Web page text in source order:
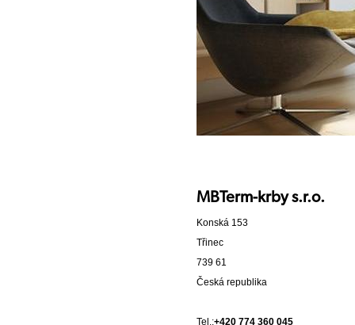
MBTerm-krby s.r.o.
Konská 153
Třinec
739 61
Česká republika
Tel.:+420 774 360 045